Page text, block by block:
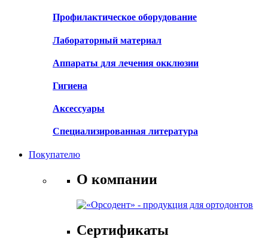
Профилактическое оборудование
Лабораторный материал
Аппараты для лечения окклюзии
Гигиена
Аксессуары
Специализированная литература
Покупателю
О компании
Сертификаты